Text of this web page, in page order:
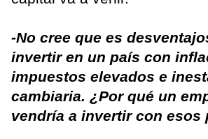
-No cree que es
invertir en un país con
impuestos elevados e
cambiaria. ¿Por qué un
vendría a invertir con esos